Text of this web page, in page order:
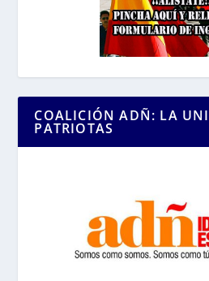
COALICIÓN ADÑ: LA
PATRIOTAS